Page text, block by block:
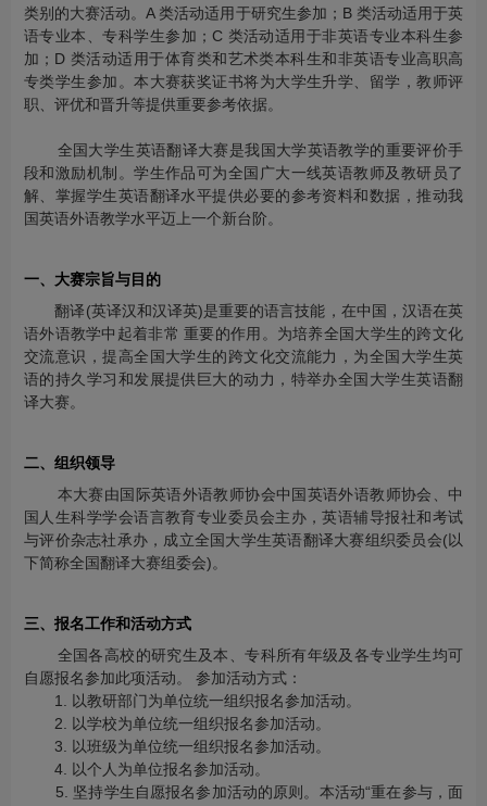
类别的大赛活动。A 类活动适用于研究生参加；B 类活动适用于英
语专业本、专科学生参加；C 类活动适用于非英语专业本科生参
加；D 类活动适用于体育类和艺术类本科生和非英语专业高职高
专类学生参加。本大赛获奖证书将为大学生升学、留学，教师评
职、评优和晋升等提供重要参考依据。
全国大学生英语翻译大赛是我国大学英语教学的重要评价手
段和激励机制。学生作品可为全国广大一线英语教师及教研员了
解、掌握学生英语翻译水平提供必要的参考资料和数据，推动我
国英语外语教学水平迈上一个新台阶。
一、大赛宗旨与目的
翻译(英译汉和汉译英)是重要的语言技能，在中国，汉语在英
语外语教学中起着非常 重要的作用。为培养全国大学生的跨文化
交流意识，提高全国大学生的跨文化交流能力，为全国大学生英
语的持久学习和发展提供巨大的动力，特举办全国大学生英语翻
译大赛。
二、组织领导
本大赛由国际英语外语教师协会中国英语外语教师协会、中
国人生科学学会语言教育专业委员会主办，英语辅导报社和考试
与评价杂志社承办，成立全国大学生英语翻译大赛组织委员会(以
下简称全国翻译大赛组委会)。
三、报名工作和活动方式
全国各高校的研究生及本、专科所有年级及各专业学生均可
自愿报名参加此项活动。 参加活动方式：
1. 以教研部门为单位统一组织报名参加活动。
2. 以学校为单位统一组织报名参加活动。
3. 以班级为单位统一组织报名参加活动。
4. 以个人为单位报名参加活动。
5. 坚持学生自愿报名参加活动的原则。本活动“重在参与，面